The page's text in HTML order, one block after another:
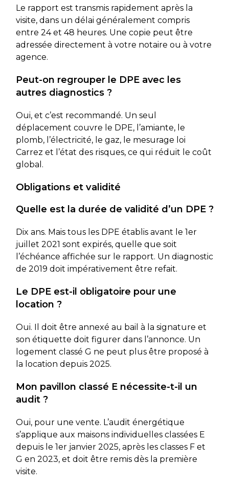
Le rapport est transmis rapidement après la
visite, dans un délai généralement compris
entre 24 et 48 heures. Une copie peut être
adressée directement à votre notaire ou à votre
agence.
Peut-on regrouper le DPE avec les
autres diagnostics ?
Oui, et c’est recommandé. Un seul
déplacement couvre le DPE, l’amiante, le
plomb, l’électricité, le gaz, le mesurage loi
Carrez et l’état des risques, ce qui réduit le coût
global.
Obligations et validité
Quelle est la durée de validité d’un DPE ?
Dix ans. Mais tous les DPE établis avant le 1er
juillet 2021 sont expirés, quelle que soit
l’échéance affichée sur le rapport. Un diagnostic
de 2019 doit impérativement être refait.
Le DPE est-il obligatoire pour une
location ?
Oui. Il doit être annexé au bail à la signature et
son étiquette doit figurer dans l’annonce. Un
logement classé G ne peut plus être proposé à
la location depuis 2025.
Mon pavillon classé E nécessite-t-il un
audit ?
Oui, pour une vente. L’audit énergétique
s’applique aux maisons individuelles classées E
depuis le 1er janvier 2025, après les classes F et
G en 2023, et doit être remis dès la première
visite.